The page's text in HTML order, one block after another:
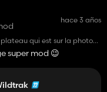
hace 3 años
plateau qui est sur la photo
super mod 😉